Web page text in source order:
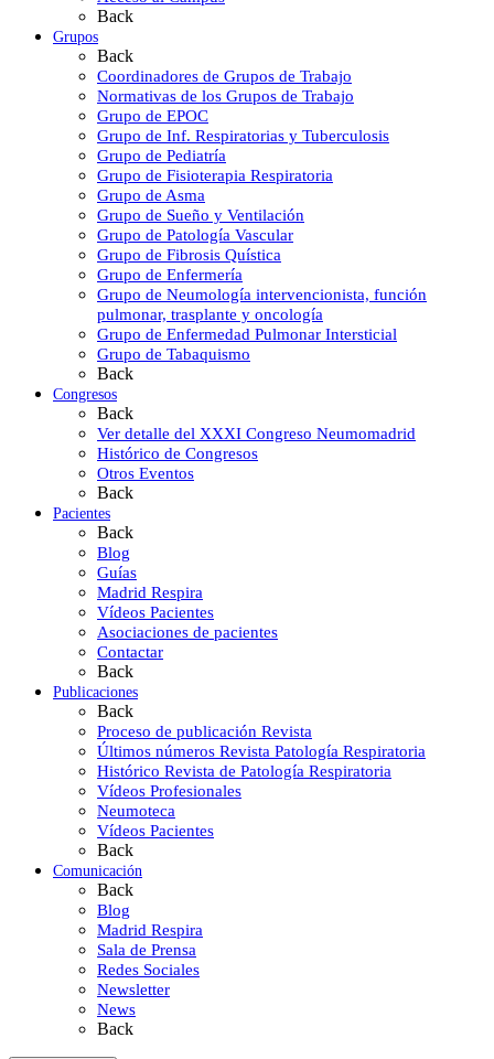
Back
Grupos
Back
Coordinadores de Grupos de Trabajo
Normativas de los Grupos de Trabajo
Grupo de EPOC
Grupo de Inf. Respiratorias y Tuberculosis
Grupo de Pediatría
Grupo de Fisioterapia Respiratoria
Grupo de Asma
Grupo de Sueño y Ventilación
Grupo de Patología Vascular
Grupo de Fibrosis Quística
Grupo de Enfermería
Grupo de Neumología intervencionista, función
pulmonar, trasplante y oncología
Grupo de Enfermedad Pulmonar Intersticial
Grupo de Tabaquismo
Back
Congresos
Back
Ver detalle del XXXI Congreso Neumomadrid
Histórico de Congresos
Otros Eventos
Back
Pacientes
Back
Blog
Guías
Madrid Respira
Vídeos Pacientes
Asociaciones de pacientes
Contactar
Back
Publicaciones
Back
Proceso de publicación Revista
Últimos números Revista Patología Respiratoria
Histórico Revista de Patología Respiratoria
Vídeos Profesionales
Neumoteca
Vídeos Pacientes
Back
Comunicación
Back
Blog
Madrid Respira
Sala de Prensa
Redes Sociales
Newsletter
News
Back